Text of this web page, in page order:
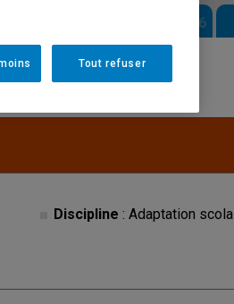
Horaire - Automne 2026
Discipline : Adaptation
Tout refuser